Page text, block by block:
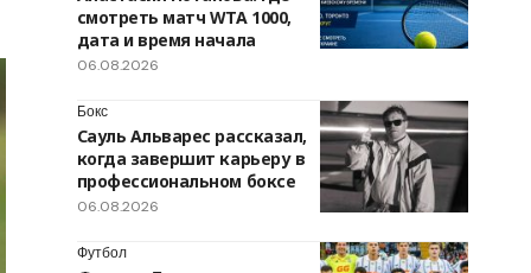
смотреть матч WTA 1000,
дата и время начала
06.08.2026
Бокс
Сауль Альварес рассказал,
когда завершит карьеру в
профессиональном боксе
06.08.2026
Футбол